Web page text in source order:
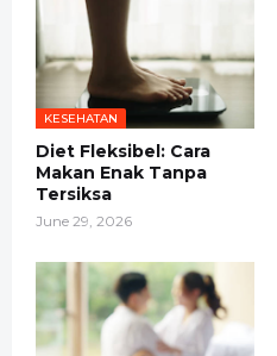
KESEHATAN
Diet Fleksibel: Cara
Makan Enak Tanpa
Tersiksa
June 29, 2026